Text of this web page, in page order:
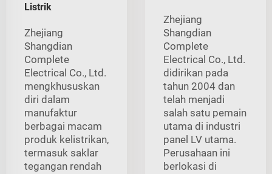
Listrik
Zhejiang
Shangdian
Complete
Electrical Co., Ltd.
mengkhususkan
diri dalam
manufaktur
berbagai macam
produk kelistrikan,
termasuk saklar
tegangan rendah
Zhejiang
Shangdian
Complete
Electrical Co., Ltd.
didirikan pada
tahun 2004 dan
telah menjadi
salah satu pemain
utama di industri
panel LV utama.
Perusahaan ini
berlokasi di